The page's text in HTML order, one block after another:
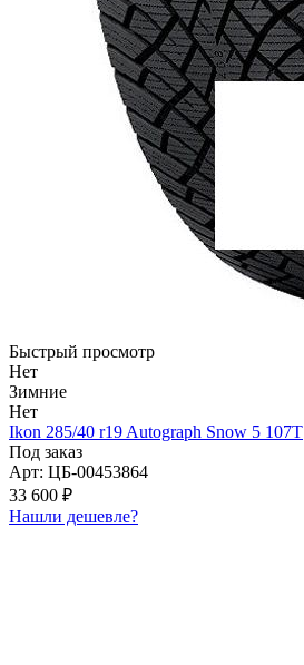
Быстрый просмотр
Нет
Зимние
Нет
Ikon 285/40 r19 Autograph Snow 5 107T
Под заказ
Арт: ЦБ-00453864
33 600 ₽
Нашли дешевле?